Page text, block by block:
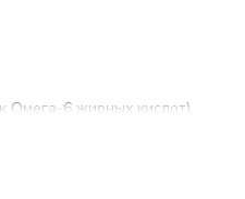
Омега-6 жирных кислот),
токоферолы).